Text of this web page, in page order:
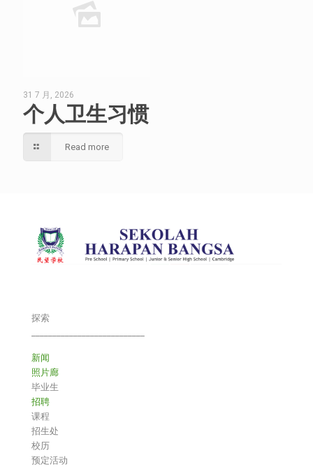
31 7 月, 2026
个人卫生习惯
Read more
探索
新闻
照片廊
毕业生
招聘
课程
招生处
校历
预定活动